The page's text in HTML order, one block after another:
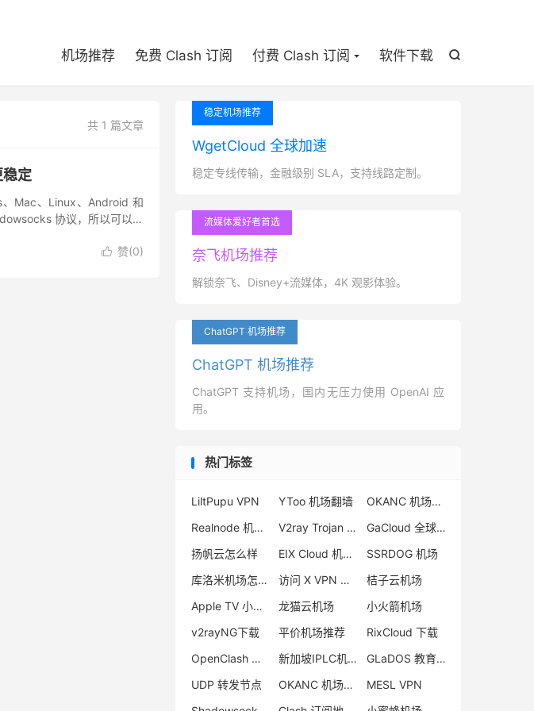

机场推荐 免费 Clash 订阅 付费 Clash 订阅 软件下载
共 1 篇文章
定
Mac、Linux、Android 和
协议，所以可以不
 赞(0)
稳定机场推荐
WgetCloud 全球加速
稳定专线传输，金融级别 SLA，支持线路定制。
流媒体爱好者首选
奈飞机场推荐
解锁奈飞、Disney+流媒体，4K 观影体验。
ChatGPT 机场推荐
ChatGPT 机场推荐
ChatGPT 支持机场，国内无压力使用 OpenAI 应
用。
热门标签
LiltPupu VPN YToo 机场翻墙
OKANC 机场怎么样
Realnode 机场怎么用
V2ray Trojan 区别
GaCloud 全球加速
扬帆云怎么样
EIX Cloud 机场评测
SSRDOG 机场
库洛米机场怎么样
访问 X VPN 推荐
桔子云机场
Apple TV 小火箭
龙猫云机场
小火箭机场
v2rayNG下载
平价机场推荐
RixCloud 下载
OpenClash 机场
新加坡IPLC机场
GLaDOS 教育优惠
UDP 转发节点
OKANC 机场评测
MESL VPN